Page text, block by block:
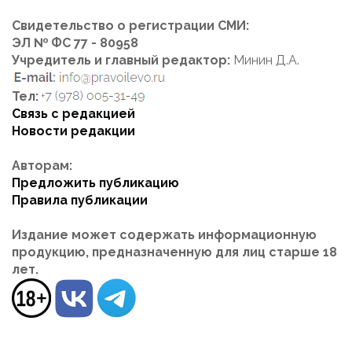
Свидетельство о регистрации СМИ:
ЭЛ № ФС 77 - 80958
Учредитель и главный редактор: Минин Д.А.
Тел:
Связь с редакцией
Новости редакции
Авторам:
Предложить публикацию
Правила публикации
Издание может содержать информационную
продукцию, предназначенную для лиц старше 18
лет.